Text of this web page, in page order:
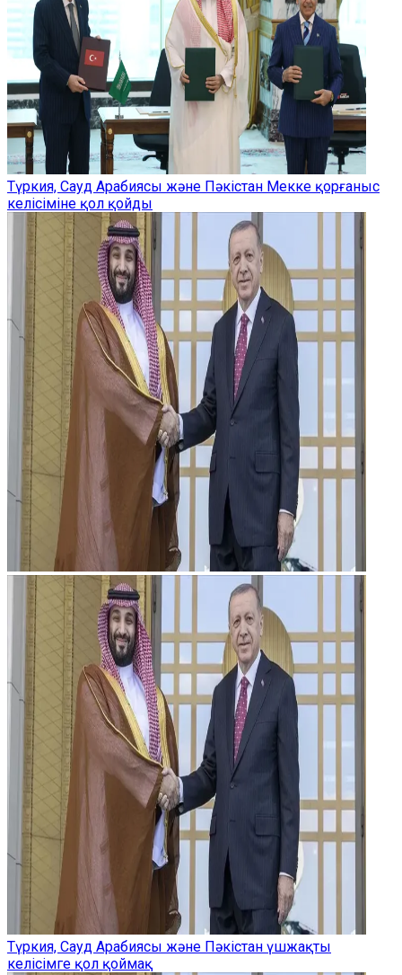
Түркия, Сауд Арабиясы және Пәкістан Мекке қорғаныс
келісіміне қол қойды
Түркия, Сауд Арабиясы және Пәкістан үшжақты
келісімге қол қоймақ